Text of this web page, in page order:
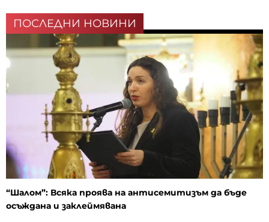
ПОСЛЕДНИ НОВИНИ
“Шалом”: Всяка проява на антисемитизъм да бъде
осъждана и заклеймявана